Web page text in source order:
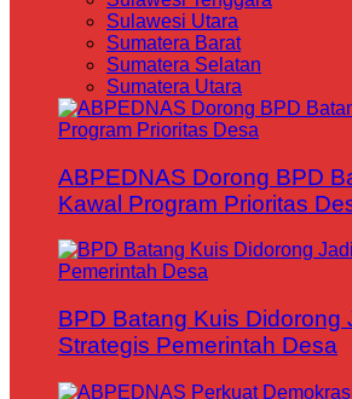
Sulawesi Utara
Sumatera Barat
Sumatera Selatan
Sumatera Utara
ABPEDNAS Dorong BPD
Kawal Program Prioritas
BPD Batang Kuis Didorong
Strategis Pemerintah Desa